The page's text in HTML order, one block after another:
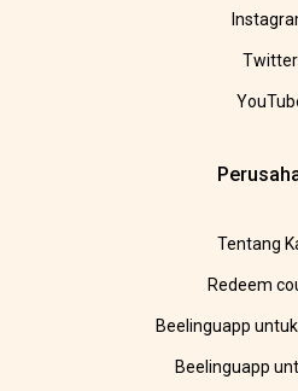
Twitter
Tentang
Redeem
Beelinguapp
Beelinguapp